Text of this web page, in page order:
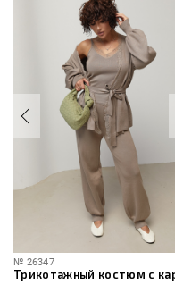
№ 26347